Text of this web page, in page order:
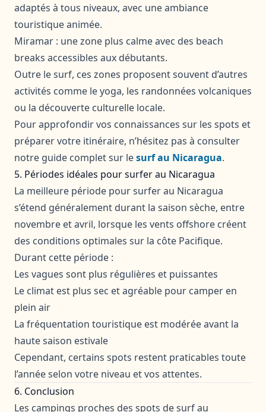
adaptés à tous niveaux, avec une ambiance
touristique animée.
Miramar : une zone plus calme avec des beach
breaks accessibles aux débutants.
Outre le surf, ces zones proposent souvent d’autres
activités comme le yoga, les randonnées volcaniques
ou la découverte culturelle locale.
Pour approfondir vos connaissances sur les spots et
préparer votre itinéraire, n’hésitez pas à consulter
notre guide complet sur lesurf au Nicaragua.
5. Périodes idéales pour surfer au Nicaragua
La meilleure période pour surfer au Nicaragua
s’étend généralement durant la saison sèche, entre
novembre et avril, lorsque les vents offshore créent
des conditions optimales sur la côte Pacifique.
Durant cette période :
Les vagues sont plus régulières et puissantes
Le climat est plus sec et agréable pour camper en
plein air
La fréquentation touristique est modérée avant la
haute saison estivale
Cependant, certains spots restent praticables toute
l’année selon votre niveau et vos attentes.
6. Conclusion
Les campings proches des spots de surf au